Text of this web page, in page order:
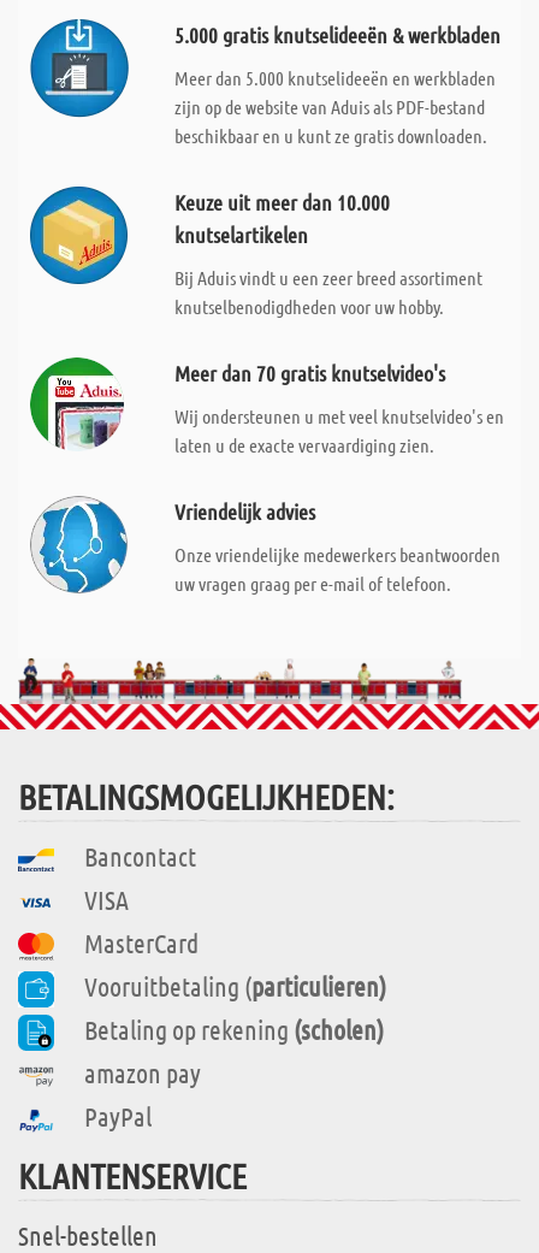
5.000 gratis knutselideeën & werkbladen
Meer dan 5.000 knutselideeën en werkbladen
zijn op de website van Aduis als PDF-bestand
beschikbaar en u kunt ze gratis downloaden.
Keuze uit meer dan 10.000
knutselartikelen
Bij Aduis vindt u een zeer breed assortiment
knutselbenodigdheden voor uw hobby.
Meer dan 70 gratis knutselvideo's
Wij ondersteunen u met veel knutselvideo's en
laten u de exacte vervaardiging zien.
Vriendelijk advies
Onze vriendelijke medewerkers beantwoorden
uw vragen graag per e-mail of telefoon.
BETALINGSMOGELIJKHEDEN:
Bancontact
VISA
MasterCard
Vooruitbetaling (particulieren)
Betaling op rekening (scholen)
amazon pay
PayPal
KLANTENSERVICE
Snel-bestellen